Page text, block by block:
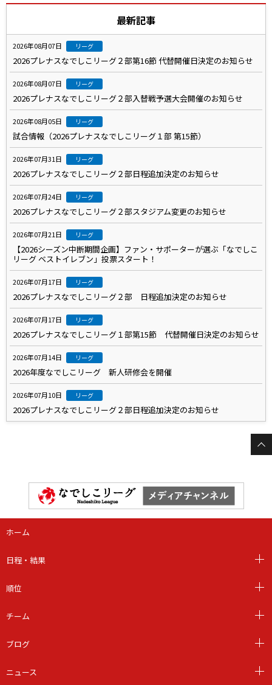
最新記事
2026年08月07日 リーグ
2026プレナスなでしこリーグ２部第16節 代替開催日決定のお知らせ
2026年08月07日 リーグ
2026プレナスなでしこリーグ２部入替戦予選大会開催のお知らせ
2026年08月05日 リーグ
試合情報（2026プレナスなでしこリーグ１部 第15節）
2026年07月31日 リーグ
2026プレナスなでしこリーグ２部日程追加決定のお知らせ
2026年07月24日 リーグ
2026プレナスなでしこリーグ２部スタジアム変更のお知らせ
2026年07月21日 リーグ
【2026シーズン中断期間企画】ファン・サポーターが選ぶ「なでしこ
リーグ ベストイレブン」投票スタート！
2026年07月17日 リーグ
2026プレナスなでしこリーグ２部 日程追加決定のお知らせ
2026年07月17日 リーグ
2026プレナスなでしこリーグ１部第15節 代替開催日決定のお知らせ
2026年07月14日 リーグ
2026年度なでしこリーグ 新人研修会を開催
2026年07月10日 リーグ
2026プレナスなでしこリーグ２部日程追加決定のお知らせ
ホーム
日程・結果
順位
チーム
ブログ
ニュース